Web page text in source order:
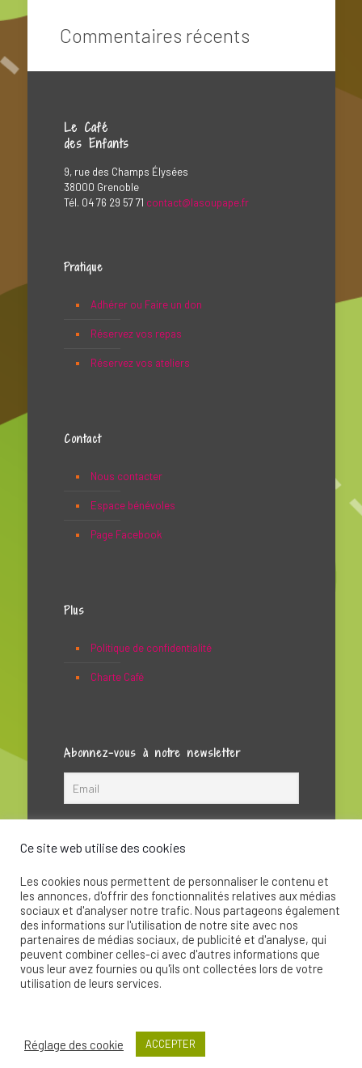
Commentaires récents
Le Café
des Enfants
9, rue des Champs Élysées
38000 Grenoble
Tél. 04 76 29 57 71 contact@lasoupape.fr
Pratique
Adhérer ou Faire un don
Réservez vos repas
Réservez vos ateliers
Contact
Nous contacter
Espace bénévoles
Page Facebook
Plus
Politique de confidentialité
Charte Café
Abonnez-vous à notre newsletter
© 2020 - La Soupape Association - Création par
Ce site web utilise des cookies
Les cookies nous permettent de personnaliser le contenu et
les annonces, d'offrir des fonctionnalités relatives aux médias
sociaux et d'analyser notre trafic. Nous partageons également
des informations sur l'utilisation de notre site avec nos
partenaires de médias sociaux, de publicité et d'analyse, qui
peuvent combiner celles-ci avec d'autres informations que
vous leur avez fournies ou qu'ils ont collectées lors de votre
utilisation de leurs services.
Réglage des cookie ACCEPTER